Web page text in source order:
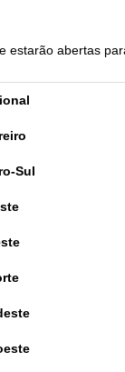
estarão abertas
Sul